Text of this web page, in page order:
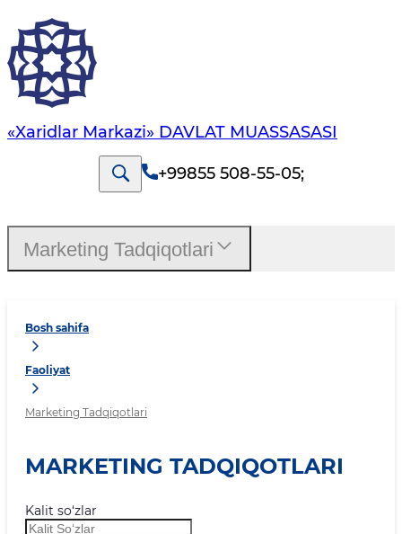
«Xaridlar Markazi» DAVLAT MUASSASASI
+99855 508-55-05;
Bosh sahifa
Faoliyat
Marketing Tadqiqotlari
MARKETING TADQIQOTLARI
Kalit so‘zlar
Marketing Tadqiqotlari